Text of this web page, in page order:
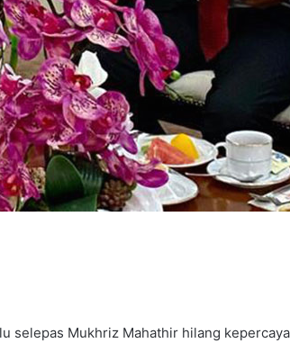
selepas Mukhriz Mahathir hilang